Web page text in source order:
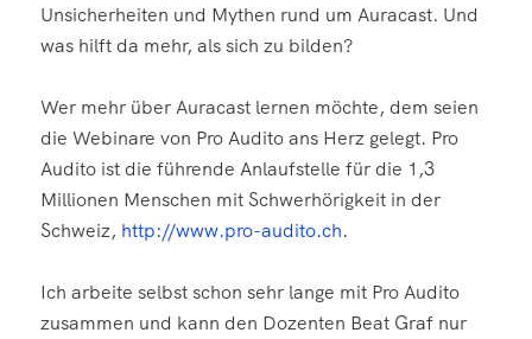
Unsicherheiten und Mythen rund um Auracast. Und
was hilft da mehr, als sich zu bilden?
Wer mehr über Auracast lernen möchte, dem seien
die Webinare von Pro Audito ans Herz gelegt. Pro
Audito ist die führende Anlaufstelle für die 1,3
Millionen Menschen mit Schwerhörigkeit in der
Schweiz, http://www.pro-audito.ch.
Ich arbeite selbst schon sehr lange mit Pro Audito
zusammen und kann den Dozenten Beat Graf nur